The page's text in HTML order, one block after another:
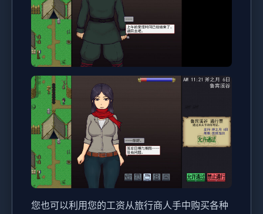
您也可以利用您的工资从旅行商人手中购买各种